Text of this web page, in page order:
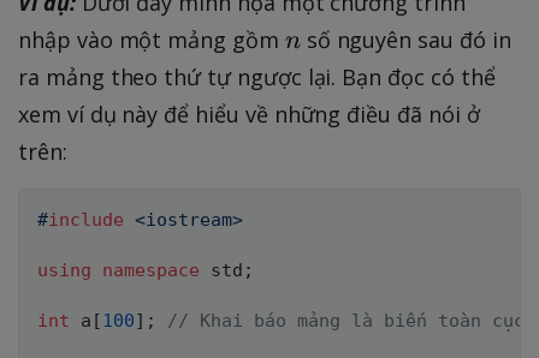
nhập vào một mảng gồm n
nsố nguyên sau đó in
ra mảng theo thứ tự ngược lại. Bạn đọc có thể
xem ví dụ này để hiểu về những điều đã nói ở
trên:
#include <iostream>
using namespace std ;
int a [ 100] ; // Khai báo mảng là biến toàn cục.